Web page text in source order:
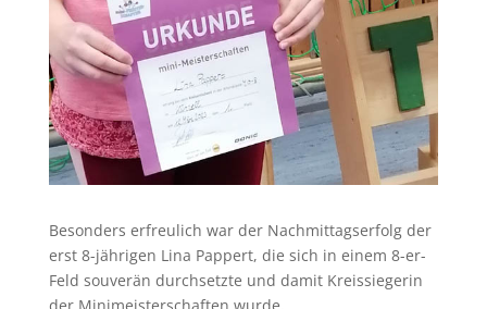
Besonders erfreulich war der Nachmittagserfolg der
erst 8-jährigen Lina Pappert, die sich in einem 8-er-
Feld souverän durchsetzte und damit Kreissiegerin